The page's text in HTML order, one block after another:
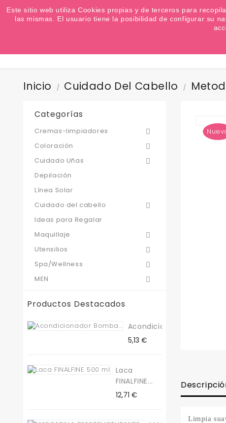
¿Quiere conocer las próximas ofertas del fin de
Inicio Cuidado Del Cabello
Categorías

Cremas-limpiadores

Coloración

Cuidado Uñas
Depilación
Línea Solar

Cuidado del cabello
Ideas para Regalar

Maquillaje

Utensilios

Spa/Wellness

MEN
Productos Destacados
Acondicionador...
Precio
5,13 €
Laca
FINALFINE...
Precio
12,71 €
Limpia
Este sitio web utiliza Cookies propias y de terceros para
las mismas. El usuario tiene la posibilidad de configurar su